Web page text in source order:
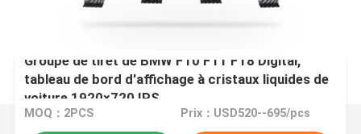
Groupe de tiret de BMW F10 F11 F18 Digital,
tableau de bord d'affichage à cristaux liquides de
voiture 1920×720 IPS
MOQ：2PCS Prix：USD520--695/pcs